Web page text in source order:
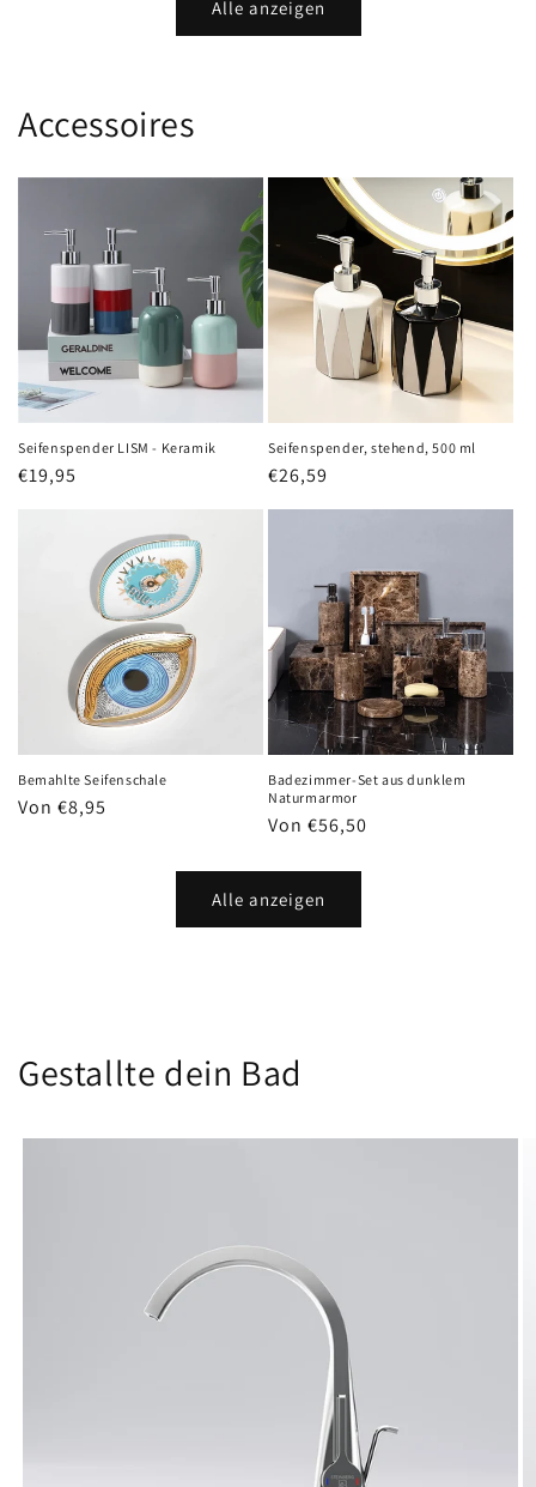
Alle anzeigen
Accessoires
Seifenspender LISM - Keramik
Normaler
€19,95
Seifenspender, stehend, 500 ml
Normaler
€26,59
Bemahlte Seifenschale
Normaler
Von €8,95
Badezimmer-Set aus dunklem
Naturmarmor
Normaler
Von €56,50
Alle anzeigen
Gestallte dein Bad